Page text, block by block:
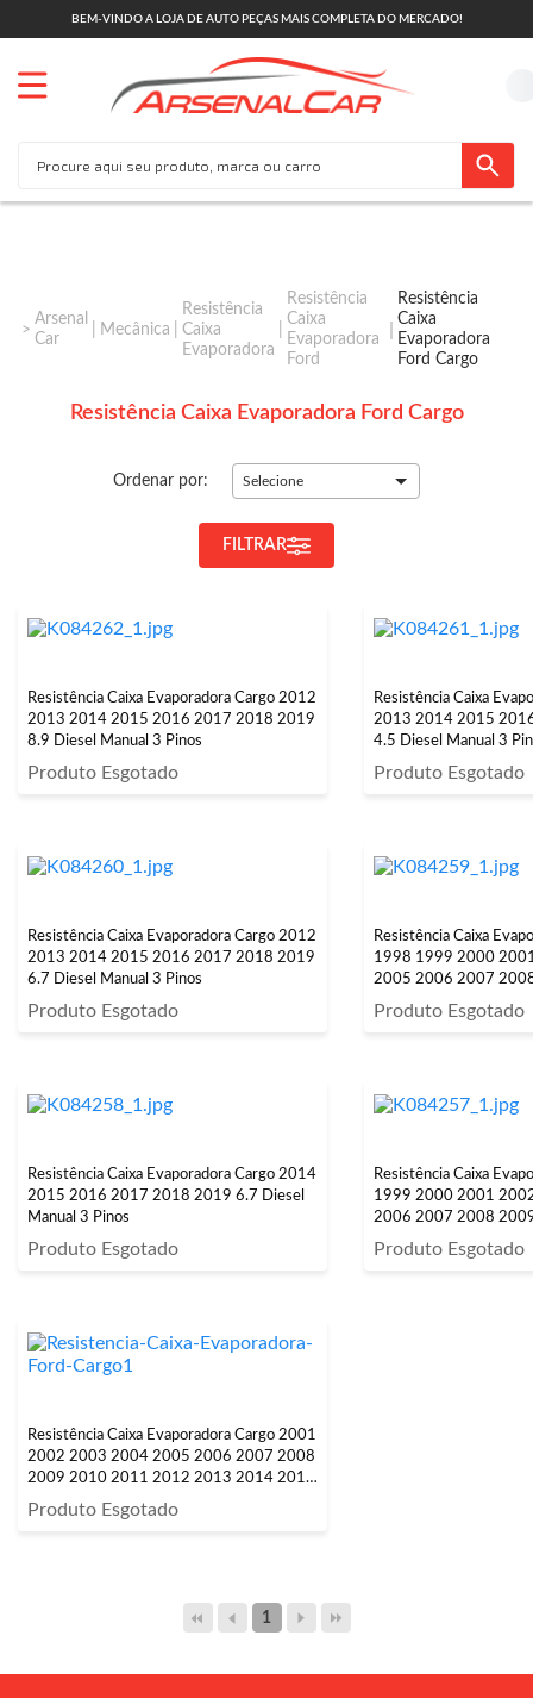
BEM-VINDO A LOJA DE AUTO PEÇAS MAIS COMPLETA DO MERCADO!
Arsenal
Car
Mecânica
Resistência
Caixa
Evaporadora
Resistência
Caixa
Evaporadora
Ford
Resistência
Caixa
Evaporadora
Ford Cargo
Resistência Caixa Evaporadora Ford Cargo
Ordenar por: Selecione
FILTRAR
Resistência Caixa Evaporadora Cargo 2012
2013 2014 2015 2016 2017 2018 2019
8.9 Diesel Manual 3 Pinos
Produto Esgotado
Resistência Caixa
2013 2014 2015
4.5 Diesel Manual 3
Produto Esgotado
Resistência Caixa Evaporadora Cargo 2012
2013 2014 2015 2016 2017 2018 2019
6.7 Diesel Manual 3 Pinos
Produto Esgotado
Resistência Caixa
1998 1999 2000
2005 2006 2007
8.3 Diesel Manual 3
Produto Esgotado
Resistência Caixa Evaporadora Cargo 2014
2015 2016 2017 2018 2019 6.7 Diesel
Manual 3 Pinos
Produto Esgotado
Resistência Caixa
1999 2000 2001
2006 2007 2008
Diesel Manual 3 Pinos
Produto Esgotado
Resistência Caixa Evaporadora Cargo 2001
2002 2003 2004 2005 2006 2007 2008
2009 2010 2011 2012 2013 2014 2015
2016 2017 2018 2019 3.9 Diesel 3 Pinos
Produto Esgotado
1